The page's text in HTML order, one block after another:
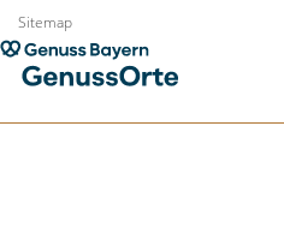
Zum
Inhalt
springen
Sitemap